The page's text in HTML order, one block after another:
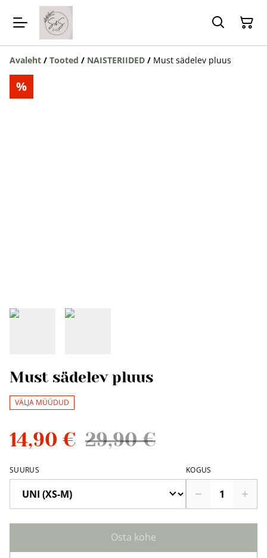
Avaleht / Tooted / NAISTERIIDED / Must sädelev pluus
%
Must sädelev pluus
VÄLJA MÜÜDUD
14,90 € 29,90 €
SUURUS KOGUS
Osta kohe